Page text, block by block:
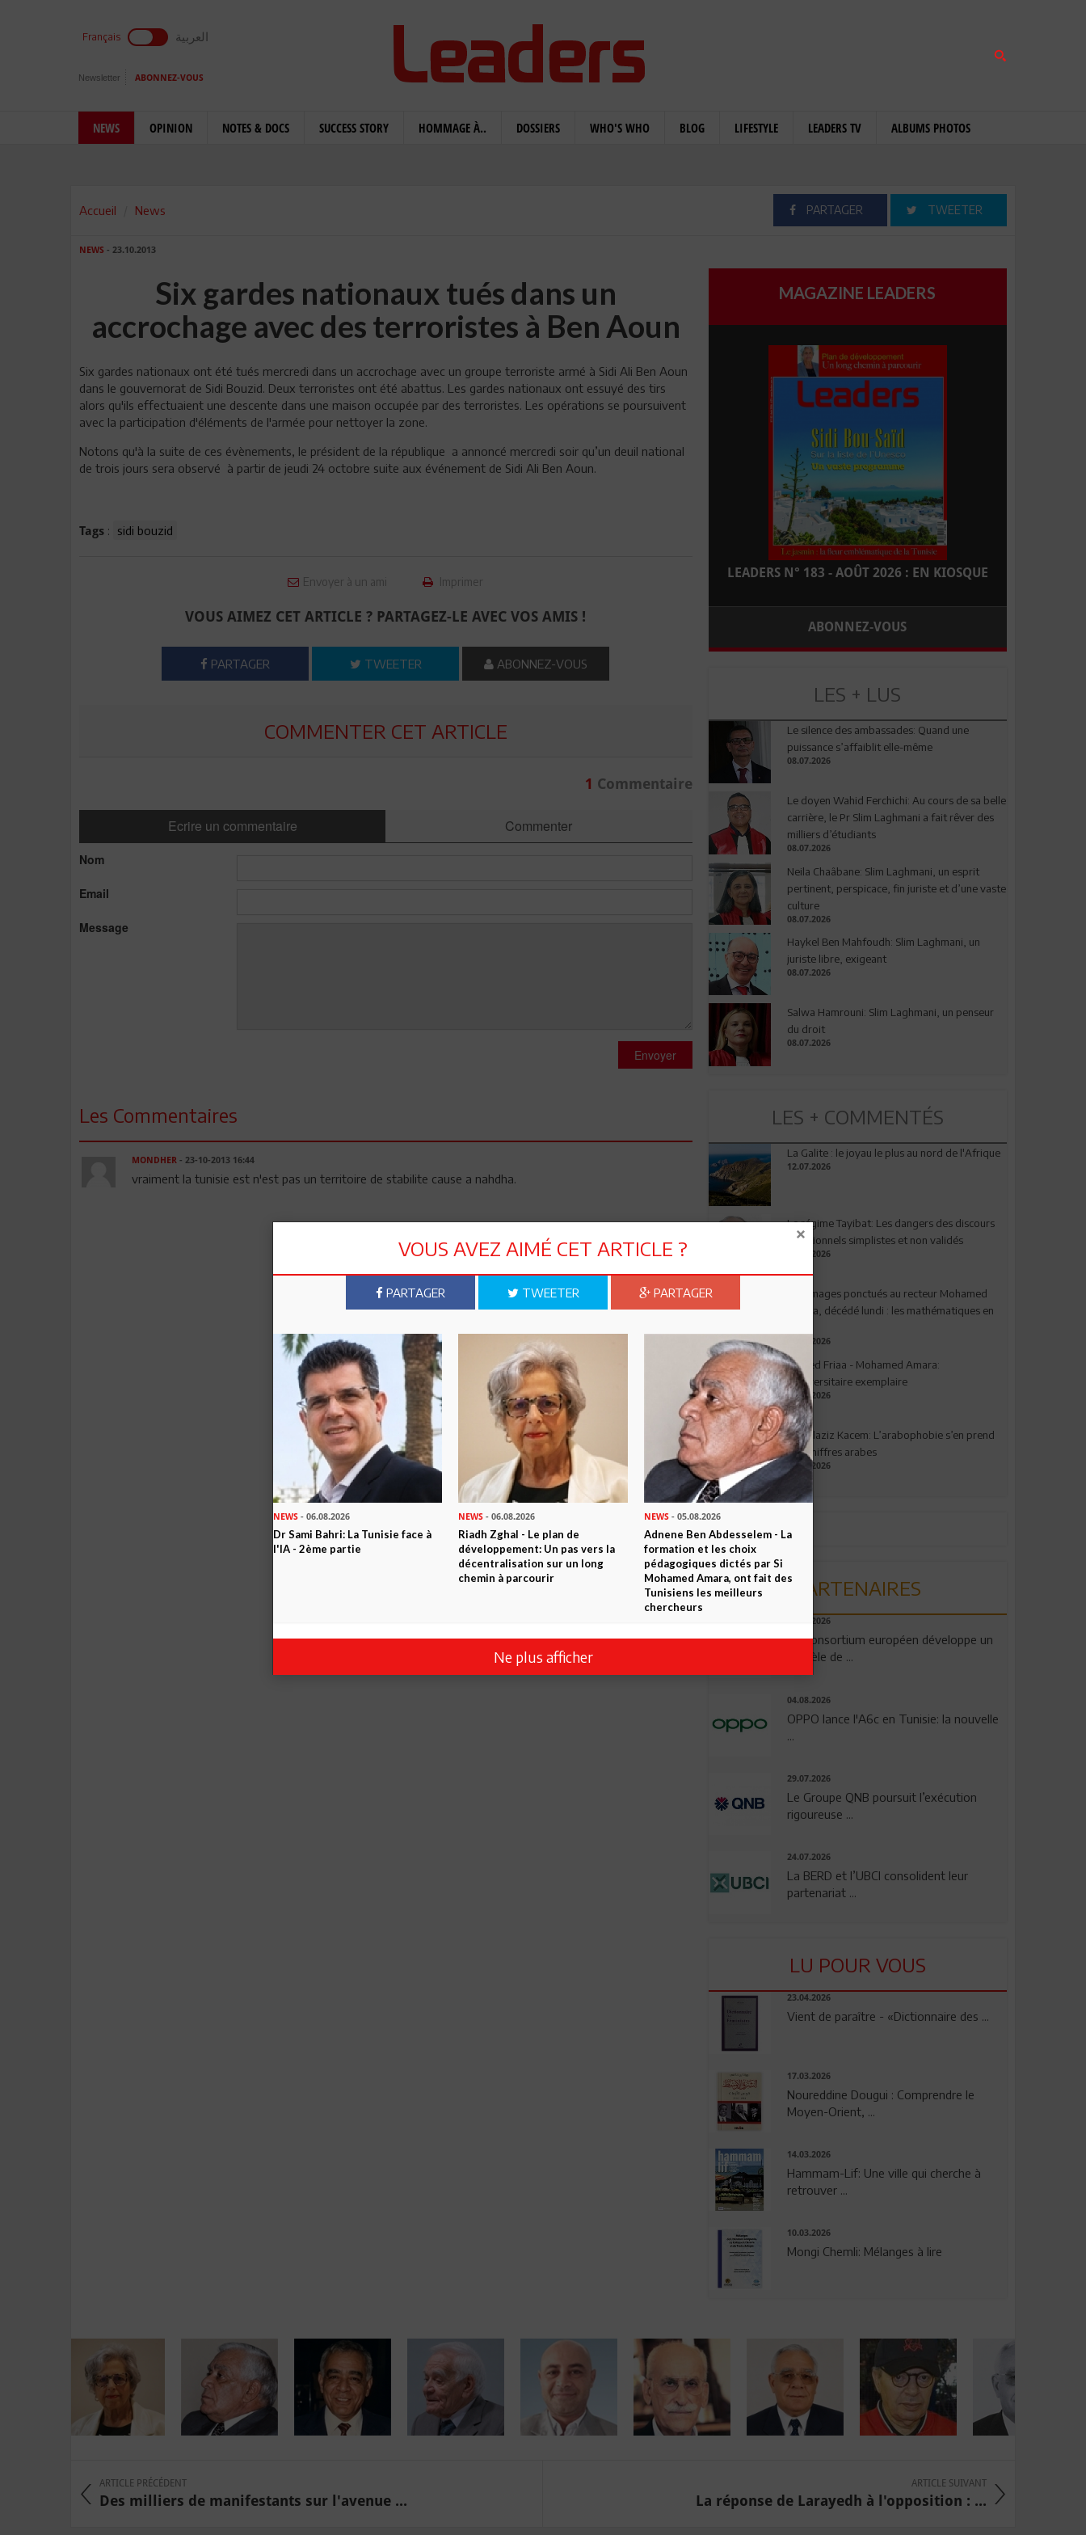
Français العربية
Newsletter ABONNEZ-VOUS
NEWS OPINION NOTES & DOCS SUCCESS STORY HOMMAGE À.. DOSSIERS WHO'S WHO BLOG LIFESTYLE LEADERS TV ALBUMS PHOTOS
Accueil News PARTAGER TWEETER
NEWS - 23.10.2013
Six gardes nationaux tués dans un
accrochage avec des terroristes à Ben Aoun
Six gardes nationaux ont été tués mercredi dans un accrochage avec un groupe terroriste armé à Sidi Ali Ben Aoun
dans le gouvernorat de Sidi Bouzid. Deux terroristes ont été abattus. Les gardes nationaux ont essuyé des tirs
alors qu'ils effectuaient une descente dans une maison occupée par des terroristes. Les opérations se poursuivent
avec la participation d'éléments de l'armée pour nettoyer la zone.
Notons qu'à la suite de ces évènements, le président de la république a annoncé mercredi soir qu’un deuil national
de trois jours sera observé à partir de jeudi 24 octobre suite aux événement de Sidi Ali Ben Aoun.
Tags : sidi bouzid
Envoyer à un ami Imprimer
VOUS AIMEZ CET ARTICLE ? PARTAGEZ-LE AVEC VOS AMIS !
PARTAGER TWEETER ABONNEZ-VOUS
COMMENTER CET ARTICLE
1 Commentaire
Ecrire un commentaire Commenter
Nom
Email
Message
Envoyer
Les Commentaires
MONDHER - 23-10-2013 16:44
vraiment la tunisie est n'est pas un territoire de stabilite cause a nahdha.
MAGAZINE LEADERS
LEADERS N° 183 - AOÛT 2026 : EN KIOSQUE
ABONNEZ-VOUS
LES + LUS
Le silence des ambassades: Quand une
puissance s’affaiblit elle-même
08.07.2026
Le doyen Wahid Ferchichi: Au cours de sa belle
carrière, le Pr Slim Laghmani a fait rêver des
milliers d’étudiants
08.07.2026
Neila Chaâbane: Slim Laghmani, un esprit
pertinent, perspicace, fin juriste et d’une vaste
culture
08.07.2026
Haykel Ben Mahfoudh: Slim Laghmani, un
juriste libre, exigeant
08.07.2026
Salwa Hamrouni: Slim Laghmani, un penseur
du droit
08.07.2026
LES + COMMENTÉS
La Galite : le joyau le plus au nord de l'Afrique
12.07.2026
Le régime Tayibat: Les dangers des discours
nutritionnels simplistes et non validés
09.07.2026
Hommages ponctués au recteur Mohamed
Amara, décédé lundi : les mathématiques en
03.08.2026
Ahmed Friaa - Mohamed Amara:
l’Universitaire exemplaire
04.08.2026
Abdelaziz Kacem: L’arabophobie s’en prend
aux chiffres arabes
09.07.2026
PARTENAIRES
06.08.2026
Un consortium européen développe un
modèle de ...
04.08.2026
OPPO lance l'A6c en Tunisie: la nouvelle
29.07.2026
Le Groupe QNB poursuit l’exécution
rigoureuse ...
24.07.2026
La BERD et l’UBCI consolident leur
partenariat ...
LU POUR VOUS
23.04.2026
Vient de paraître - «Dictionnaire des ...
17.03.2026
Noureddine Dougui : Comprendre le
Moyen-Orient, ...
14.03.2026
Hammam-Lif: Une ville qui cherche à
retrouver ...
10.03.2026
Mongi Chemli: Mélanges à lire
ARTICLE PRÉCÉDENT
Des milliers de manifestants sur l'avenue ...
ARTICLE SUIVANT
La réponse de Larayedh à l'opposition : ...
VOUS AVEZ AIMÉ CET ARTICLE ?
PARTAGER TWEETER PARTAGER
NEWS - 06.08.2026
Dr Sami Bahri: La Tunisie face à
l'IA - 2ème partie
NEWS - 06.08.2026
Riadh Zghal - Le plan de
développement: Un pas vers la
décentralisation sur un long
chemin à parcourir
NEWS- 05.08.2026
Adnene Ben Abdesselem - La
formation et les choix
pédagogiques dictés par Si
Mohamed Amara, ont fait des
Tunisiens les meilleurs
chercheurs
Ne plus afficher